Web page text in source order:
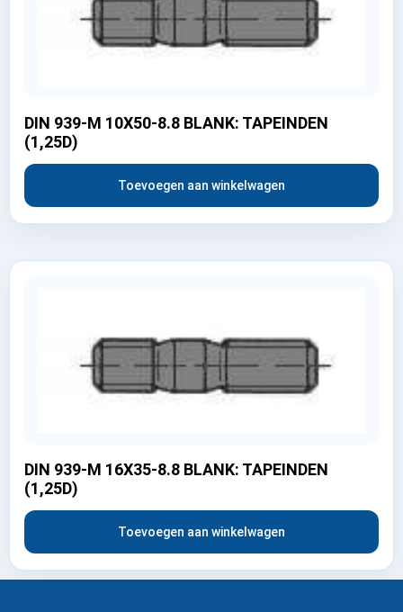
DIN 939-M 10X50-8.8 BLANK: TAPEINDEN
(1,25D)
Toevoegen aan winkelwagen
DIN 939-M 16X35-8.8 BLANK: TAPEINDEN
(1,25D)
Toevoegen aan winkelwagen